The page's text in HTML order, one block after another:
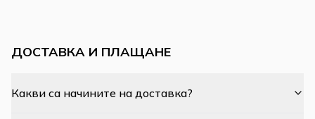
ДОСТАВКА И ПЛАЩАНЕ
Какви са начините на доставка?